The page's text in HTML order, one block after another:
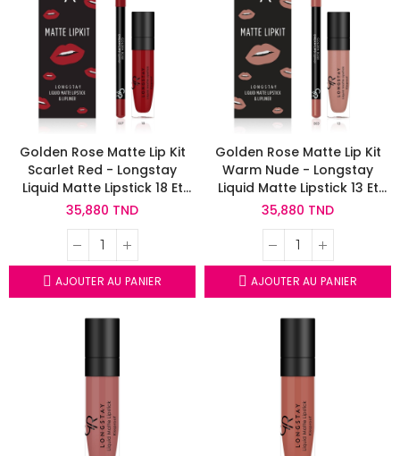
Golden Rose Matte Lip Kit
Scarlet Red - Longstay
Liquid Matte Lipstick 18 Et
Dream Lips Lipliner 527
35,880 TND
AJOUTER AU PANIER
Golden Rose Matte Lip Kit
Warm Nude - Longstay
Liquid Matte Lipstick 13 Et
Dream Lips Lipliner 503
35,880 TND
AJOUTER AU PANIER